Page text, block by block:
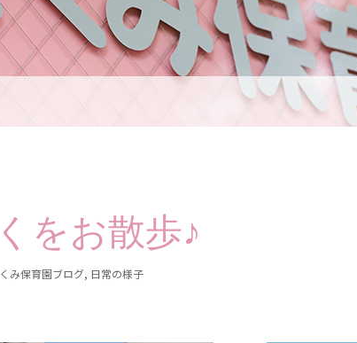
をお散歩♪
み保育園ブログ, 日常の様子